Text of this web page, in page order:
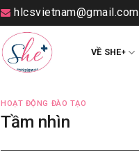
hlcsvietnam@gmail.com
VỀ SHE+
HOẠT ĐỘNG ĐÀO TẠO
Tầm nhìn